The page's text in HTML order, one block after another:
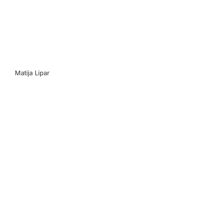
Matija Lipar